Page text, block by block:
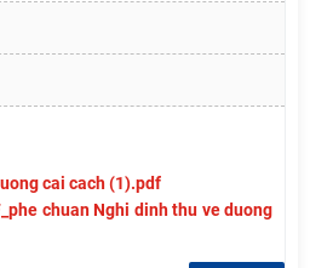
cai cach (1).pdf
chuan Nghi dinh thu ve duong